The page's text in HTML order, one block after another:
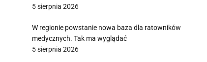
5 sierpnia 2026
W regionie powstanie nowa baza dla ratowników
medycznych. Tak ma wyglądać
5 sierpnia 2026